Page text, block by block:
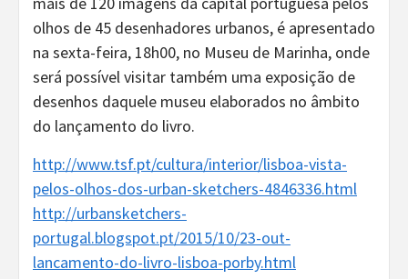
olhos de 45 desenhadores urbanos, é apresentado
na sexta-feira, 18h00, no Museu de Marinha, onde
será possível visitar também uma exposição de
desenhos daquele museu elaborados no âmbito
do lançamento do livro.
http://www.tsf.pt/cultura/interior/lisboa-vista-
pelos-olhos-dos-urban-sketchers-4846336.html
http://urbansketchers-
portugal.blogspot.pt/2015/10/23-out-
lancamento-do-livro-lisboa-porby.html